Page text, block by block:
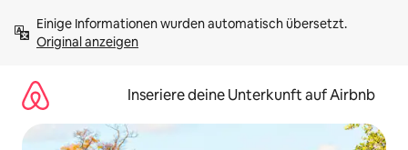
Inhalten
springenOriginal anzeigen
Inseriere deine Unterkunft auf Airbnb